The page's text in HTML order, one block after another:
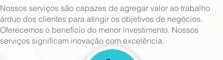
Nossos serviços são capazes de agregar valor ao trabalho
árduo dos clientes para atingir os objetivos de negócios.
Oferecemos o benefício do menor investimento. Nossos
serviços significam inovação com excelência.